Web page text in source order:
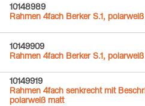
10148989
Rahmen 4fach Berker S.1,
10149909
Rahmen 4fach Berker S.1,
10149919
Rahmen 4fach senkrecht mit
polarweiß matt